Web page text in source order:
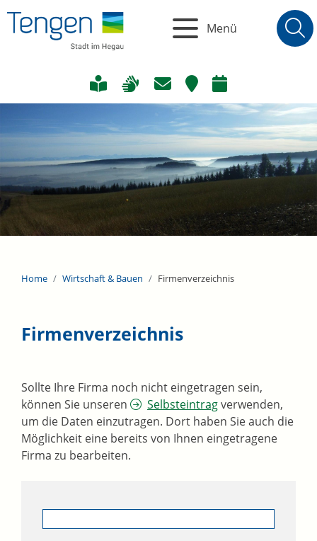
Menü
Home Wirtschaft & Bauen Firmenverzeichnis
Firmenverzeichnis
Sollte Ihre Firma noch nicht eingetragen sein,
können Sie unseren
Selbsteintragverwenden,
um die Daten einzutragen. Dort haben Sie auch die
Möglichkeit eine bereits von Ihnen eingetragene
Firma zu bearbeiten.